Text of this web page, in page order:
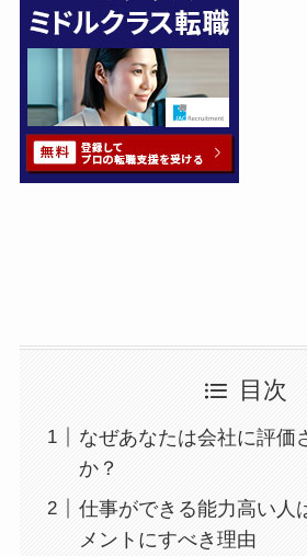
目次
なぜあなたは会社に評価
か？
仕事ができる能力高い人
メントにすべき理由